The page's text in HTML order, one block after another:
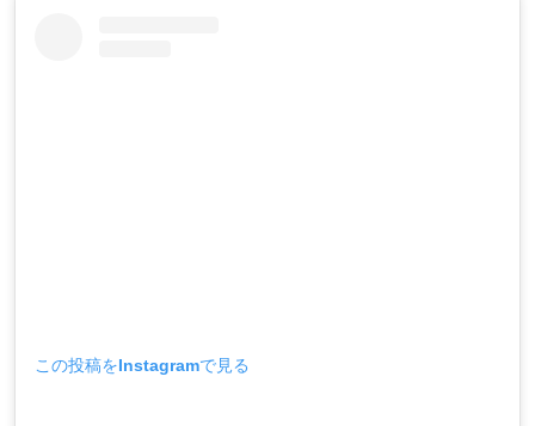
この投稿をInstagramで見る